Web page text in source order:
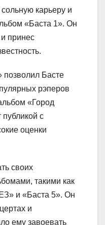
карьеру и
«Баста 1». Он
принес
позволил Басте
рэперов
«Город
с
оценки
своих
такими как
и «Баста 5». Он
и
ему завоевать